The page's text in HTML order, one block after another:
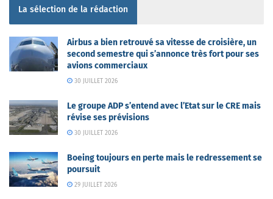
La sélection de la rédaction
Airbus a bien retrouvé sa vitesse de croisière, un
second semestre qui s’annonce très fort pour ses
avions commerciaux
30 JUILLET 2026
Le groupe ADP s’entend avec l’Etat sur le CRE mais
révise ses prévisions
30 JUILLET 2026
Boeing toujours en perte mais le redressement se
poursuit
29 JUILLET 2026